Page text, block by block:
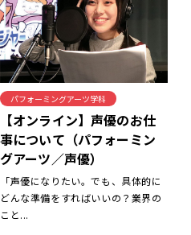
パフォーミングアーツ学科
【オンライン】声優のお仕
事について（パフォーミン
グアーツ／声優）
「声優になりたい。でも、具体的に
どんな準備をすればいいの？業界の
こと...